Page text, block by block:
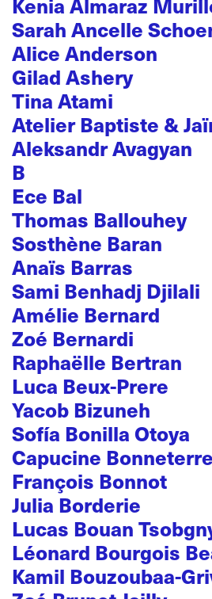
Sarah Ancelle
Alice Anderson
Gilad Ashery
Tina Atami
Atelier Baptiste &
Aleksandr Avagyan
B
Ece Bal
Thomas Ballouhey
Sosthène Baran
Anaïs Barras
Sami Benhadj Djilali
Amélie Bernard
Zoé Bernardi
Raphaëlle Bertran
Luca Beux-Prere
Yacob Bizuneh
Sofía Bonilla Otoya
Capucine Bonneterre
François Bonnot
Julia Borderie
Lucas Bouan
Léonard Bourgois
Kamil Bouzoubaa-